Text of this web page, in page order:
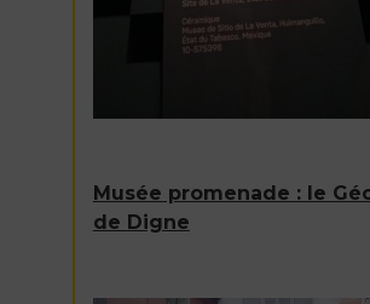
Musée promenade : le
de Digne